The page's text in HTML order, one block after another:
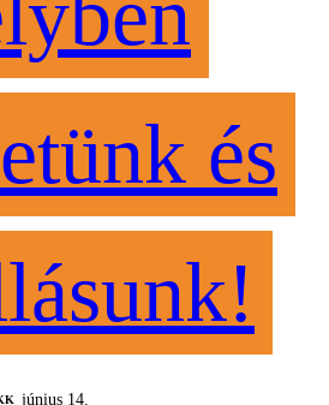
és
június 14.